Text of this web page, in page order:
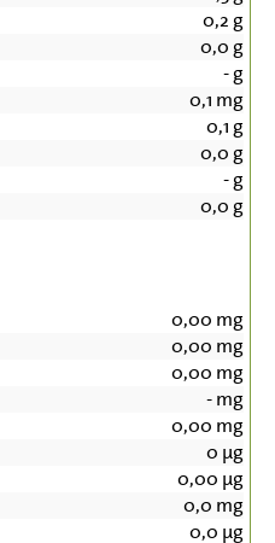
0,2 g
0,0 g
-g
0,1 mg
0,1 g
0,0 g
-g
0,0 g
0,00 mg
0,00 mg
0,00 mg
-mg
0,00 mg
0 µg
0,00 µg
0,0 mg
0,0 µg